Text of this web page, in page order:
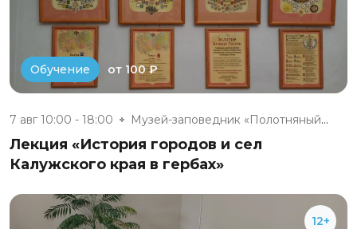
Обучение от 100 ₽
7 авг 10:00 - 18:00 Музей-заповедник «Полотняный З...
Лекция «История городов и сел
Калужского края в гербах»
12+